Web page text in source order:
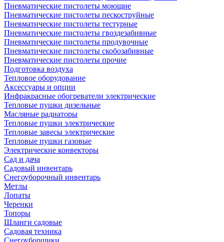
Пневматические пистолеты моющие
Пневматические пистолеты пескоструйные
Пневматические пистолеты тестурные
Пневматические пистолеты гвоздезабивные
Пневматические пистолеты продувочные
Пневматические пистолеты скобозабивные
Пневматические пистолеты прочие
Подготовка воздуха
Тепловое оборудование
Аксессуары и опции
Инфракрасные обогреватели электрические
Тепловые пушки дизельные
Масляные радиаторы
Тепловые пушки электрические
Тепловые завесы электрические
Тепловые пушки газовые
Электрические конвекторы
Сад и дача
Садовый инвентарь
Снегоуборочный инвентарь
Метлы
Лопаты
Черенки
Топоры
Шланги садовые
Садовая техника
Снегоуборщики